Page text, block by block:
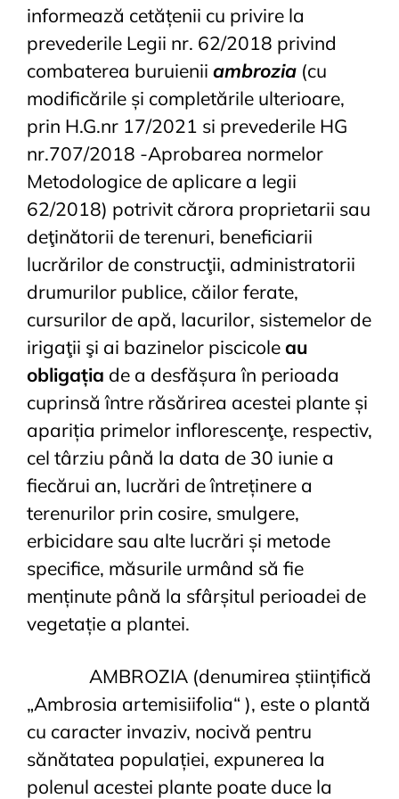
informează cetățenii cu privire la
prevederile Legii nr. 62/2018 privind
combaterea buruienii ambrozia (cu
modificările și completările ulterioare,
prin H.G.nr 17/2021 si prevederile HG
nr.707/2018 -Aprobarea normelor
Metodologice de aplicare a legii
62/2018) potrivit cărora proprietarii sau
deţinătorii de terenuri, beneficiarii
lucrărilor de construcţii, administratorii
drumurilor publice, căilor ferate,
cursurilor de apă, lacurilor, sistemelor de
irigaţii şi ai bazinelor piscicoleau
obligația de a desfășura în perioada
cuprinsă între răsărirea acestei plante și
apariția primelor inflorescenţe, respectiv,
cel târziu până la data de 30 iunie a
fiecărui an, lucrări de întreținere a
terenurilor prin cosire, smulgere,
erbicidare sau alte lucrări și metode
specifice, măsurile urmând să fie
menținute până la sfârșitul perioadei de
vegetație a plantei.
AMBROZIA (denumirea științifică
„Ambrosia artemisiifolia“ ), este o plantă
cu caracter invaziv, nocivă pentru
sănătatea populației, expunerea la
polenul acestei plante poate duce la